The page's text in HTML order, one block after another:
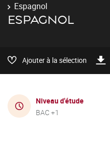
Espagnol
ESPAGNOL
Ajouter à la sélection
Niveau d'étude
BAC +1